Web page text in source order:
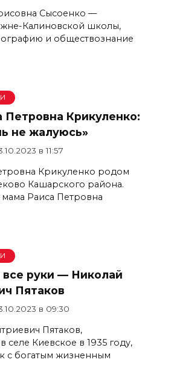
Сысоенко —
Калиновской школы,
и обществознание
Петровна Крикуленко:
не жалуюсь»
в 11:57
Крикуленко родом
Кашарского района.
Раиса Петровна
все руки — Николай
Пятаков
в 09:30
Пятаков,
селе Киевское в 1935 году,
с богатым жизненным